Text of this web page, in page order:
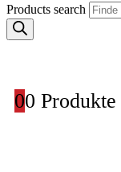
Products search
00 Produkte